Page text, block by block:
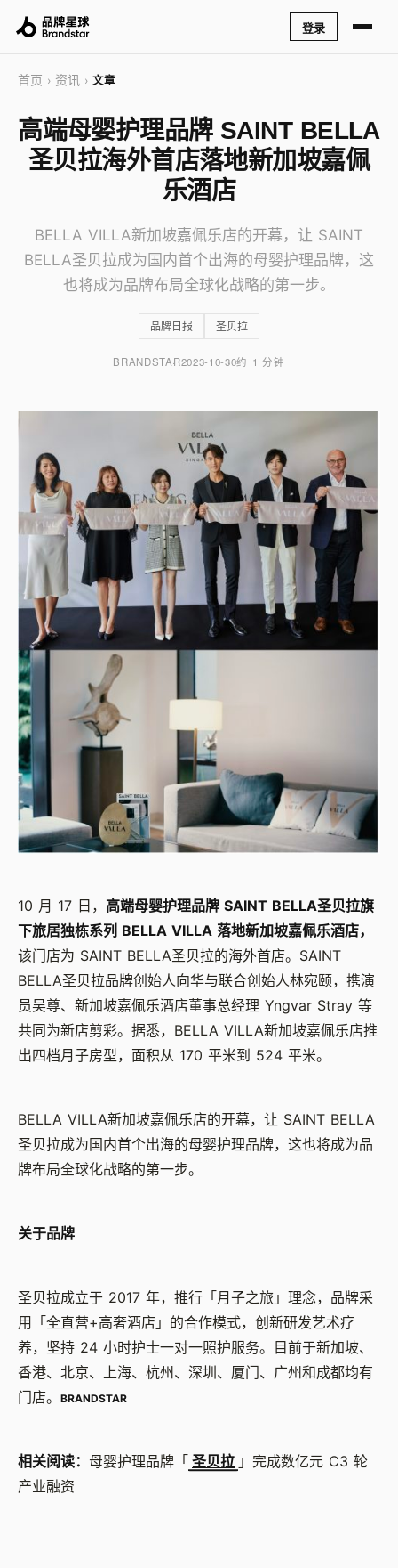
登录
首页 › 资讯 › 文章
高端母婴护理品牌 SAINT BELLA
圣贝拉海外首店落地新加坡嘉佩
乐酒店
BELLA VILLA新加坡嘉佩乐店的开幕，让 SAINT
BELLA圣贝拉成为国内首个出海的母婴护理品牌，这
也将成为品牌布局全球化战略的第一步。
品牌日报 圣贝拉
BRANDSTAR2023-10-30约 1 分钟
10 月 17 日， 高端母婴护理品牌 SAINT BELLA圣贝拉旗
下旅居独栋系列 BELLA VILLA 落地新加坡嘉佩乐酒店，
该门店为 SAINT BELLA圣贝拉的海外首店。SAINT
BELLA圣贝拉品牌创始人向华与联合创始人林宛颐，携演
员吴尊、新加坡嘉佩乐酒店董事总经理 Yngvar Stray 等
共同为新店剪彩。据悉，BELLA VILLA新加坡嘉佩乐店推
出四档月子房型，面积从 170 平米到 524 平米。
BELLA VILLA新加坡嘉佩乐店的开幕，让 SAINT BELLA
圣贝拉成为国内首个出海的母婴护理品牌，这也将成为品
牌布局全球化战略的第一步。
关于品牌
圣贝拉成立于 2017 年，推行「月子之旅」理念，品牌采
用「全直营+高奢酒店」的合作模式，创新研发艺术疗
养，坚持 24 小时护士一对一照护服务。目前于新加坡、
香港、北京、上海、杭州、深圳、厦门、广州和成都均有
门店。
BRANDSTAR
相关阅读： 母婴护理品牌「 圣贝拉 」完成数亿元 C3 轮
产业融资